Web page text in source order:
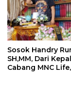
Sosok Handry
SH,MM, Dari
Cabang MNC